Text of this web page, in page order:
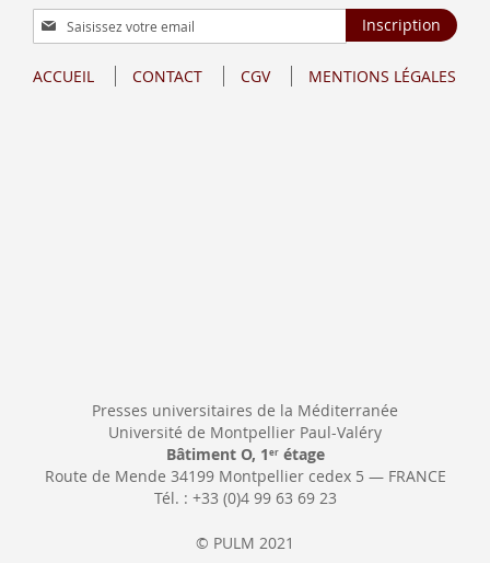
Inscription
à
lettre
Inscription
ACCUEIL CONTACT CGV MENTIONS LÉGALES
Presses universitaires de la Méditerranée
Université de Montpellier Paul-Valéry
Bâtiment O, 1 erétage
Route de Mende 34199 Montpellier cedex 5 — FRANCE
Tél. : +33 (0)4 99 63 69 23
© PULM 2021